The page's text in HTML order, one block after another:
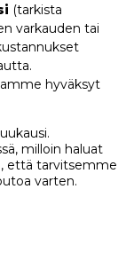
(tarkista
varkauden tai
hyväksyt
milloin haluat
että tarvitsemme
varten.